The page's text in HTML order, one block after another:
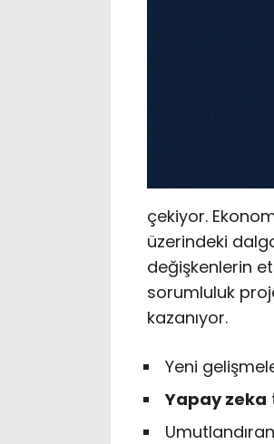
çekiyor.
üzerindeki
değişkenlerin
sorumluluk
kazanıyor.
Yeni
Yapay zeka